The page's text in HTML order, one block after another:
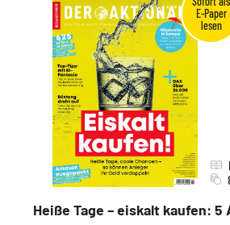
Heiße Tage – eiskalt kaufen: 5